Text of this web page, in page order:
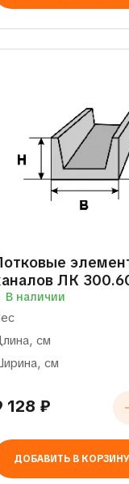
ЛК
В наличии
см
см
128 ₽
ДОБАВИТЬ В КОРЗИНУ